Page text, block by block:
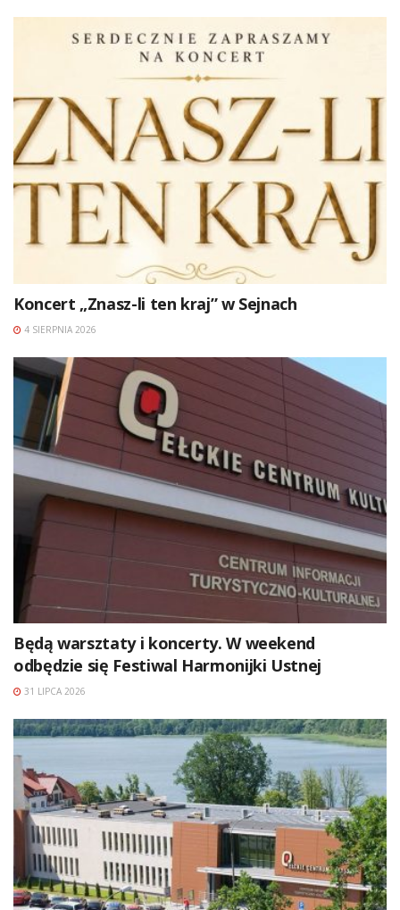
Koncert „Znasz-li ten kraj” w Sejnach
4 SIERPNIA 2026
Będą warsztaty i koncerty. W weekend
odbędzie się Festiwal Harmonijki Ustnej
31 LIPCA 2026